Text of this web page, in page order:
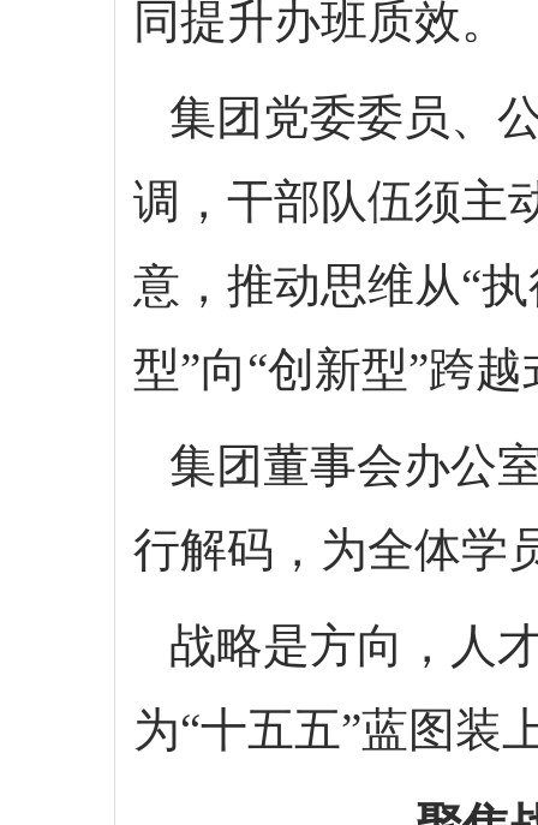
同提升办班质效。
集团党委委员、
调，干部队伍须主
意，推动思维从“
型”向“创新型”跨
集团董事会办公
行解码，为全体学
战略是方向，人
为“十五五”蓝图装